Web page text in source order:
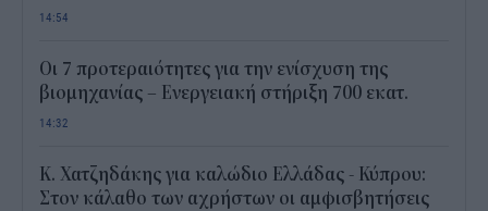
14:54
Οι 7 προτεραιότητες για την ενίσχυση της
βιομηχανίας – Ενεργειακή στήριξη 700 εκατ.
14:32
Κ. Χατζηδάκης για καλώδιο Ελλάδας - Κύπρου:
Στον κάλαθο των αχρήστων οι αμφισβητήσεις